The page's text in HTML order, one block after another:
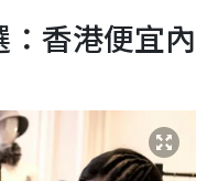
香港便宜內